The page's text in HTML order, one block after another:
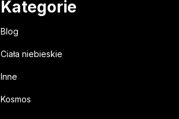
Kategorie
Blog
Ciała niebieskie
Inne
Kosmos